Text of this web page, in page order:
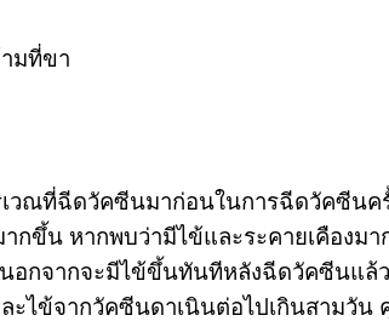
มที่ขา
เวณที่ฉีดวัคซีนมาก่อนในการฉีดวัคซีนค
ขึ้น หากพบว่ามีไข้และระคายเคืองมา
กจากจะมีไข้ขึ้นทันทีหลังฉีดวัคซีนแล้
ะไข้จากวัคซีนดาเนินต่อไปเกินสามวัน